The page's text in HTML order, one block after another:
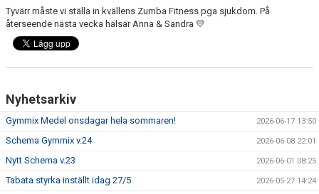
KALENDER
DOKUMENT
Tyvärr måste vi ställa in kvällens Zumba Fitness pga sjukdom. På
återseende nästa vecka hälsar Anna & Sandra 💛
Nyhetsarkiv
Gymmix Medel onsdagar hela sommaren! 2026-06-17 13:50
Schema Gymmix v.24 2026-06-08 22:01
Nytt Schema v.23 2026-06-01 08:25
Tabata styrka inställt idag 27/5 2026-05-27 14:24